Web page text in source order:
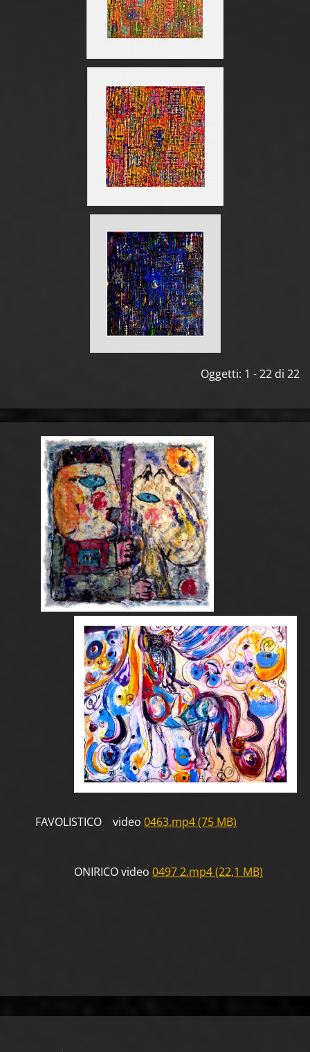
Oggetti: 1 - 22 di 22
FAVOLISTICO video 0463.mp4 (75 MB)
ONIRICO video 0497 2.mp4 (22,1 MB)